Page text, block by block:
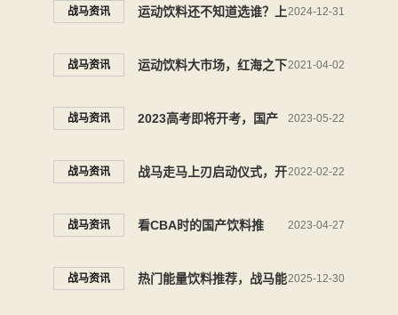
战马资讯 运动饮料还不知道选谁？上
球场就带这款
2024-12-31
战马资讯 运动饮料大市场，红海之下
战马风景独好
2021-04-02
战马资讯 2023高考即将开考，国产
饮料战马陪伴考生共迎人生
2023-05-22
战马资讯 战马走马上刃启动仪式，开
启全民冰雪季
2022-02-22
战马资讯 看CBA时的国产饮料推
荐，战马陪伴年轻人再“燃”
2023-04-27
战马资讯 热门能量饮料推荐，战马能2025-12-30